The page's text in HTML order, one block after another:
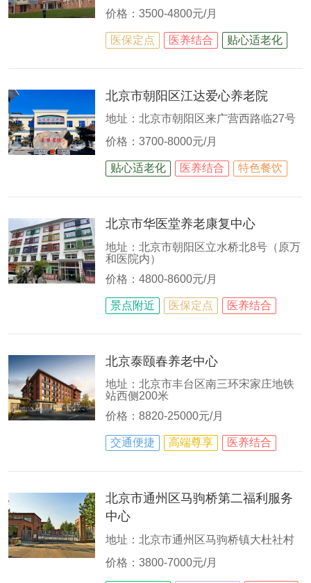
价格：3500-4800元/月
医保定点 医养结合 贴心适老化
北京市朝阳区江达爱心养老院
地址：北京市朝阳区来广营西路临27号
价格：3700-8000元/月
贴心适老化 医养结合 特色餐饮
北京市华医堂养老康复中心
地址：北京市朝阳区立水桥北8号（原万
和医院内）
价格：4800-8600元/月
景点附近 医保定点 医养结合
北京泰颐春养老中心
地址：北京市丰台区南三环宋家庄地铁
站西侧200米
价格：8820-25000元/月
交通便捷 高端尊享 医养结合
北京市通州区马驹桥第二福利服务
中心
地址：北京市通州区马驹桥镇大杜社村
价格：3800-7000元/月